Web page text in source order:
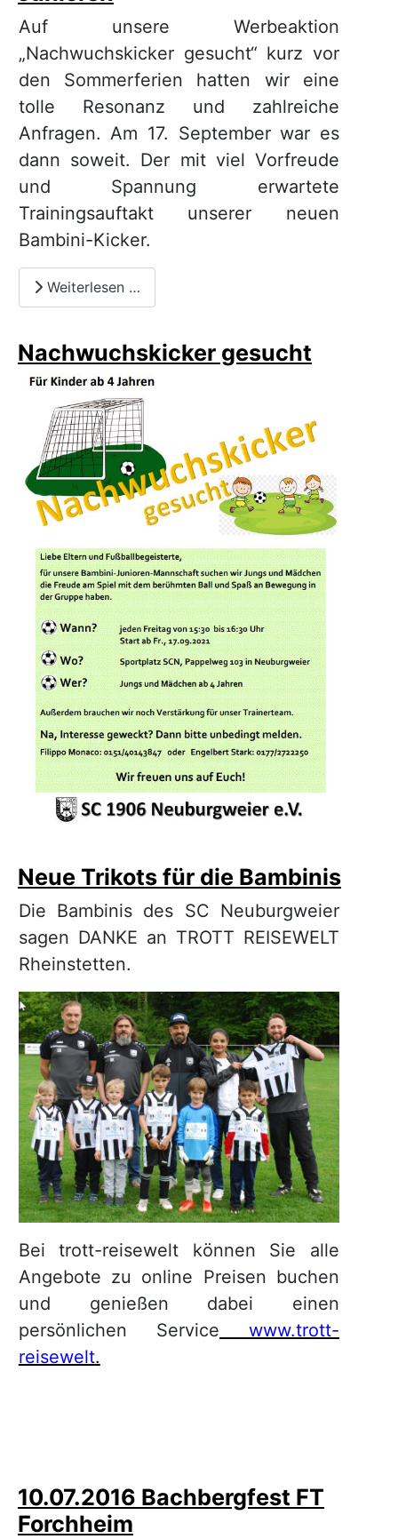
Auf unsere Werbeaktion
„Nachwuchskicker gesucht“ kurz vor
den Sommerferien hatten wir eine
tolle Resonanz und zahlreiche
Anfragen. Am 17. September war es
dann soweit. Der mit viel Vorfreude
und Spannung erwartete
Trainingsauftakt unserer neuen
Bambini-Kicker.
Weiterlesen …
Nachwuchskicker gesucht
Neue Trikots für die Bambinis
Die Bambinis des SC Neuburgweier
sagen DANKE an TROTT REISEWELT
Rheinstetten.
Bei trott-reisewelt können Sie alle
Angebote zu online Preisen buchen
und genießen dabei einen
persönlichen Service www.trott-
reisewelt.
10.07.2016 Bachbergfest FT
Forchheim